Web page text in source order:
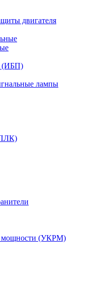
двигателя
(ИБП)
лампы
мощности (УКРМ)